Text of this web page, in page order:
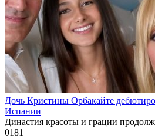
Дочь Кристины Орбакайте
Испании
Династия красоты и грации
0181